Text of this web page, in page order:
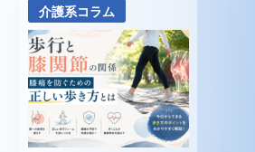
介護系コラム